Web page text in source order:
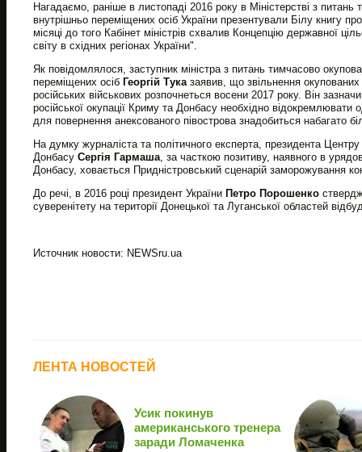
Нагадаємо, раніше в листопаді 2016 року в Міністерстві з питань
внутрішньо переміщених осіб України презентували Білу книгу
місяці до того Кабінет міністрів схвалив Концепцію державної
світу в східних регіонах України".
Як повідомлялося, заступник міністра з питань тимчасово
переміщених осіб Георгій Туказаявив, що звільнення окупованих
російських військових розпочнеться восени 2017 року. Він
російської окупації Криму та Донбасу необхідно
для повернення анексованого півострова знадобиться набагато
На думку журналіста та політичного експерта, президента
Донбасу Сергія Гармаша, за часткою позитиву, наявного в
Донбасу, ховається Придністровський сценарій заморожування
До речі, в 2016 році президент України Петро Порошенко
суверенітету на території Донецької та Луганської областей
Источник новости: NEWSru.ua
ЛЕНТА НОВОСТЕЙ
Усик покинув
американського тренера
заради Ломаченка